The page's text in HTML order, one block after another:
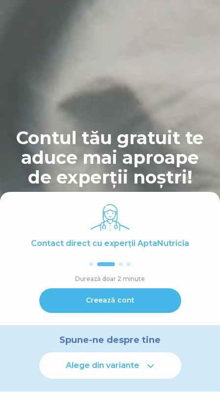
Contul tău gratuit te
aduce mai aproape
de experții noștri!
Contact direct cu experții AptaNutricia
Durează doar 2 minute
Creează cont
Spune-ne despre tine
Alege din variante